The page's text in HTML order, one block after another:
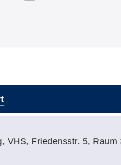
VHS, Friedensstr. 5, Raum